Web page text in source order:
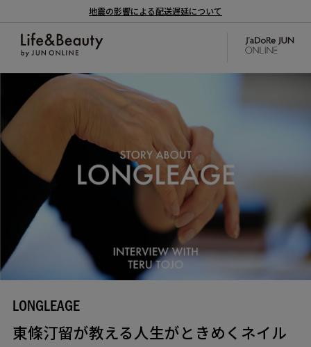
地震の影響による配送遅延について
LONGLEAGE
東條汀留が教える人生がときめくネイル